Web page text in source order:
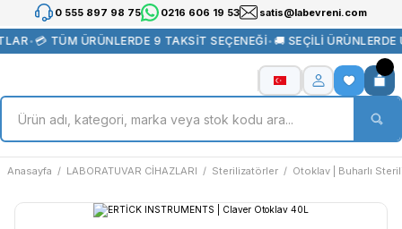
0 555 897 98 75 0216 606 19 53 satis@labevreni.com
•💳 TÜM ÜRÜNLERDE 9 TAKSİT SEÇENEĞİ•🚚 SEÇİLİ ÜRÜNLERDE
Anasayfa LABORATUVAR CİHAZLARI Sterilizatörler Otoklav | Buharlı